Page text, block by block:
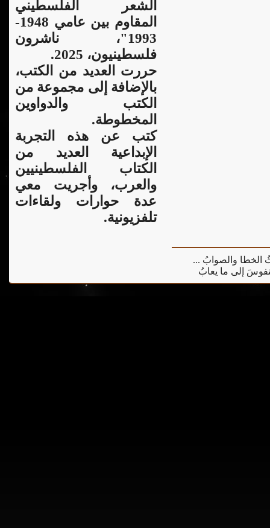
الشعر الفلسطيني
المقاوم بين عامي 1948-
1993"، ناشرون
فلسطينيون، 2025.
حررت العديد من الكتب،
بالإضافة إلى مجموعة من
الكتب والدواوين
المخطوطة.
كتب عن هذه التجربة
الإبداعية العديد من
الكتاب الفلسطينيين
والعرب، وأجريت معي
عدة حوارات ولقاءات
تلفزيونية.
الخطا والصوابُ ...
إلى ما يعابُ